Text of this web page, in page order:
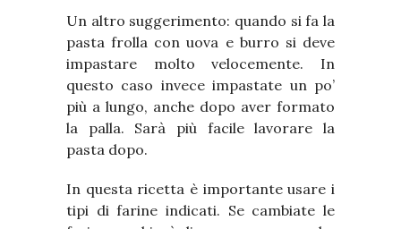
Un altro suggerimento: quando si fa la
pasta frolla con uova e burro si deve
impastare molto velocemente. In
questo caso invece impastate un po’
più a lungo, anche dopo aver formato
la palla. Sarà più facile lavorare la
pasta dopo.
In questa ricetta è importante usare i
tipi di farine indicati. Se cambiate le